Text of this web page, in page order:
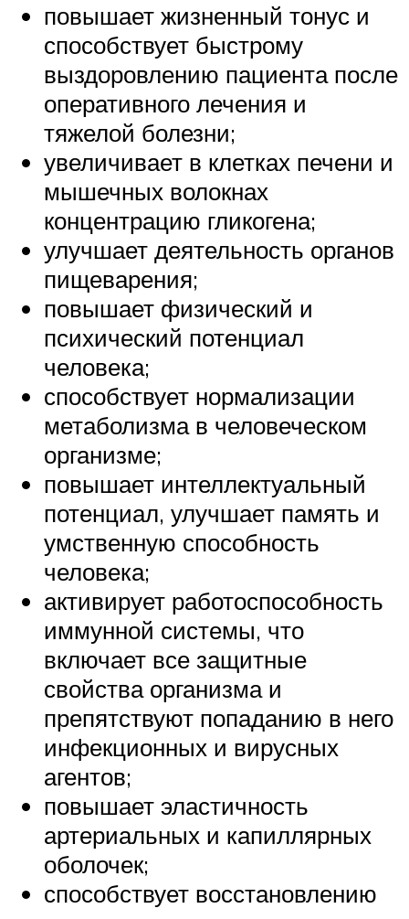
повышает жизненный тонус и
способствует быстрому
выздоровлению пациента после
оперативного лечения и
тяжелой болезни;
увеличивает в клетках печени и
мышечных волокнах
концентрацию гликогена;
улучшает деятельность органов
пищеварения;
повышает физический и
психический потенциал
человека;
способствует нормализации
метаболизма в человеческом
организме;
повышает интеллектуальный
потенциал, улучшает память и
умственную способность
человека;
активирует работоспособность
иммунной системы, что
включает все защитные
свойства организма и
препятствуют попаданию в него
инфекционных и вирусных
агентов;
повышает эластичность
артериальных и капиллярных
оболочек;
способствует восстановлению